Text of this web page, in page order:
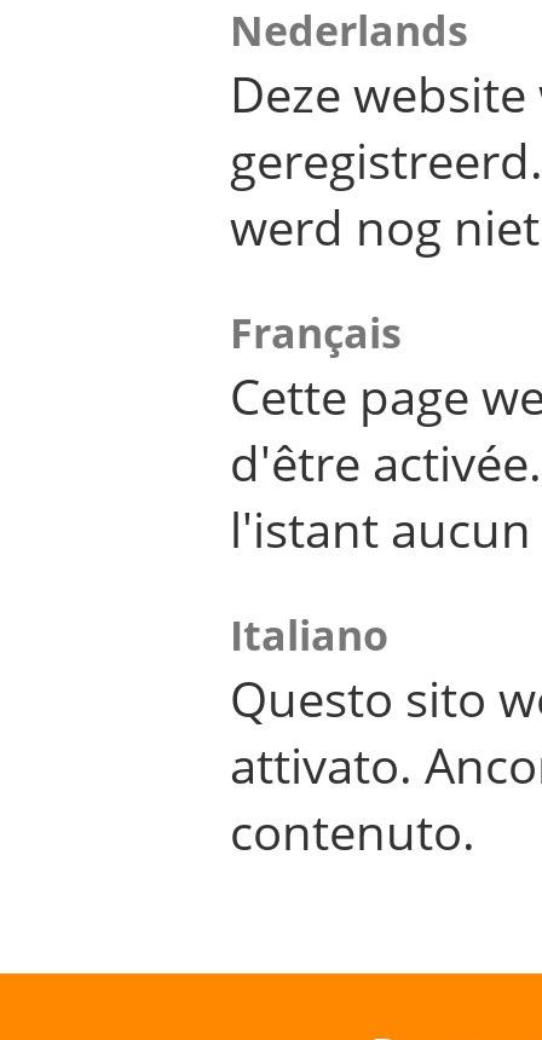
Nederlands
Deze
werd nog
Français
Cette page
d'être
l'istant
Italiano
Questo sito
attivato.
contenuto.